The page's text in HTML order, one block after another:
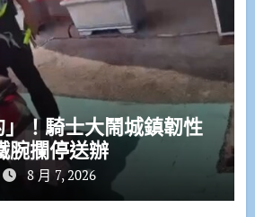
」！騎士大鬧城鎮韌性
鐵腕攔停送辦
8 月 7, 2026